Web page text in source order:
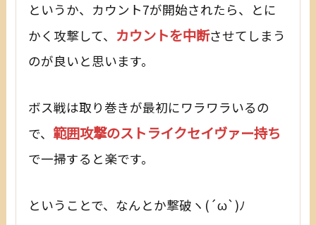
というか、カウント7が開始されたら、とに
かく攻撃して、 カウントを中断させてしまう
のが良いと思います。
ボス戦は取り巻きが最初にワラワラいるの
で、 範囲攻撃のストライクセイヴァー持ち
で一掃すると楽です。
ということで、なんとか撃破ヽ(´ω`)ﾉ